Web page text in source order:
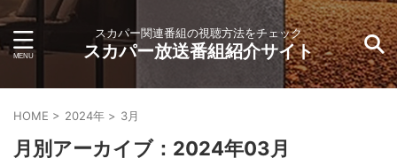
スカパー関連番組の視聴方法をチェック
スカパー放送番組紹介サイト
HOME > 2024年 > 3月
月別アーカイブ：2024年03月